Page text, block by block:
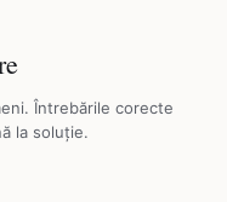
Întrebările corecte
la soluție.